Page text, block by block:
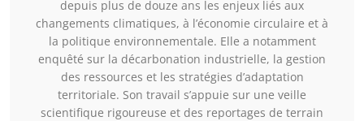
depuis plus de douze ans les enjeux liés aux
changements climatiques, à l’économie circulaire et à
la politique environnementale. Elle a notamment
enquêté sur la décarbonation industrielle, la gestion
des ressources et les stratégies d’adaptation
territoriale. Son travail s’appuie sur une veille
scientifique rigoureuse et des reportages de terrain